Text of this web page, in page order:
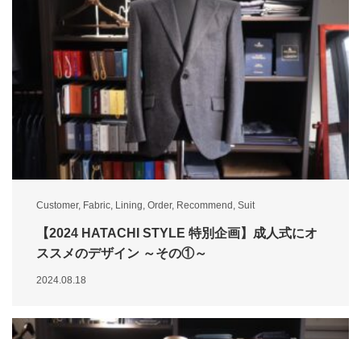
Customer, Fabric, Lining, Order, Recommend , Suit
【2024 HATACHI STYLE 特別企画】成人式にオ
ススメのデザイン ～その①～
2024.08.18